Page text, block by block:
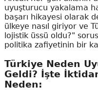
uyuşturucu yakalama
başarı hikayesi olarak
ülkeye nasıl giriyor ve
lojistik üssü oldu?"
politika zafiyetinin bir
Türkiye Neden
Geldi? İşte
Neden: